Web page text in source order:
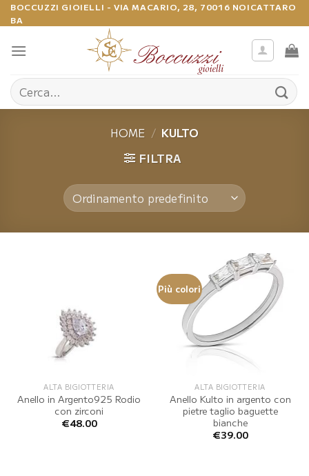
Salta
ai
contenuti
BOCCUZZI GIOIELLI - VIA MACARIO, 28, 70016 NOICATTARO
BA
Cerca:
HOME / KULTO
FILTRA
ALTA BIGIOTTERIA
Anello in Argento925 Rodio
con zirconi
€48.00
Più colori
ALTA BIGIOTTERIA
Anello Kulto in argento con
pietre taglio baguette
bianche
€39.00